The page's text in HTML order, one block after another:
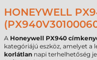
HONEYWELL
A Honeywell PX940
kategóriájú eszköz, amelyet a
korlátlan napi terhelhetőség